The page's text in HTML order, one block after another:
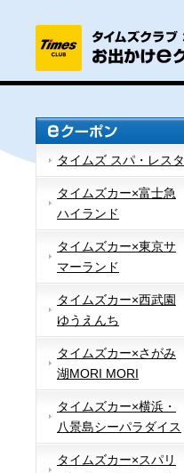
タイムズ スパ・レスタ
タイムズカー×富士急
ハイランド
タイムズカー×東京サ
マーランド
タイムズカー×西武園
ゆうえんち
タイムズカー×さがみ
湖MORI MORI
タイムズカー×横浜・
八景島シーパラダイス
タイムズカー×スパリ